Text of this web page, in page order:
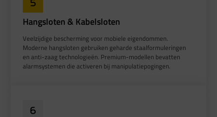
Hangsloten & Kabelsloten
Veelzijdige bescherming voor mobiele eigendommen.
Moderne hangsloten gebruiken geharde staalformuleringen
en anti-zaag technologieën. Premium-modellen bevatten
alarmsystemen die activeren bij manipulatiepogingen.